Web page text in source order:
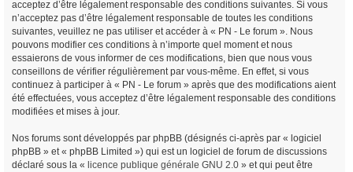
acceptez d’être légalement responsable des conditions suivantes. Si vous
n’acceptez pas d’être légalement responsable de toutes les conditions
suivantes, veuillez ne pas utiliser et accéder à « PN - Le forum ». Nous
pouvons modifier ces conditions à n’importe quel moment et nous
essaierons de vous informer de ces modifications, bien que nous vous
conseillons de vérifier régulièrement par vous-même. En effet, si vous
continuez à participer à « PN - Le forum » après que des modifications aient
été effectuées, vous acceptez d’être légalement responsable des conditions
modifiées et mises à jour.
Nos forums sont développés par phpBB (désignés ci-après par « logiciel
phpBB » et « phpBB Limited ») qui est un logiciel de forum de discussions
déclaré sous la « licence publique générale GNU 2.0 » et qui peut être